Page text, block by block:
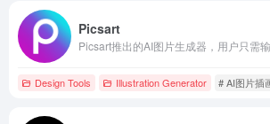
Picsart
Design Tools Illustration Generator # AI图片插